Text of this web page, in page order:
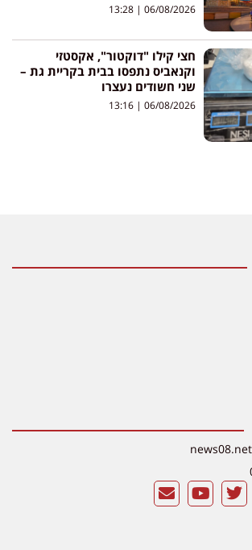
06/08/2026
חצי קילו "דוקטור", אקסטזי
וקנאביס נתפסו בבית בקריית גת –
שני חשודים נעצרו
06/08/2026